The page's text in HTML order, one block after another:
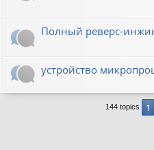
Полный реверс-
устройство
144 topics 1